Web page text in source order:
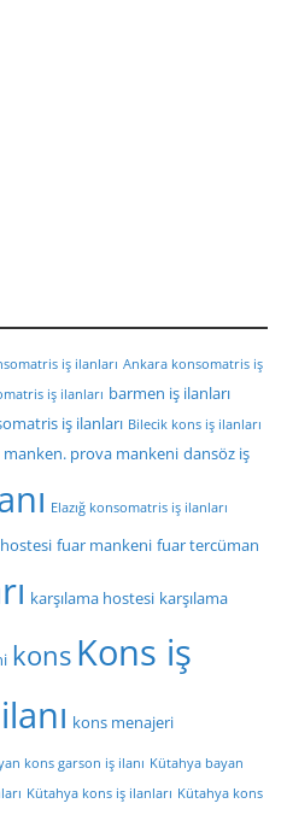
iş ilanları Ankara konsomatris iş
iş ilanları barmen iş ilanları
iş ilanları Bilecik kons iş ilanları
prova mankeni dansöz iş
Elazığ konsomatris iş ilanları
fuar mankeni fuar tercüman
karşılama hostesi karşılama
kons Kons iş
kons menajeri
kons garson iş ilanı Kütahya bayan
Kütahya kons iş ilanları Kütahya kons